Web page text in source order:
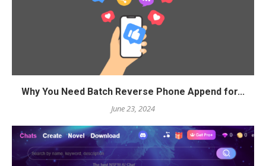
Why You Need Batch Reverse Phone Append for...
June 23, 2024